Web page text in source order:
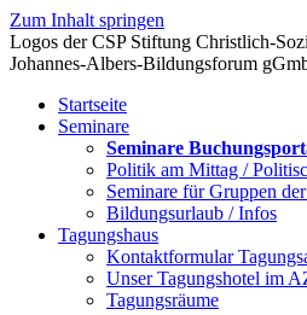
Zum Inhalt springen
Startseite
Seminare
Seminare
Politik am Mittag /
Seminare für Gruppen
Bildungsurlaub / Infos
Tagungshaus
Kontaktformular
Unser Tagungshotel im
Tagungsräume